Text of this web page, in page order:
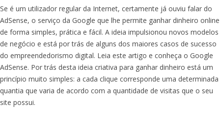
Se é um utilizador regular da Internet, certamente já ouviu falar do
AdSense, o serviço da Google que lhe permite ganhar dinheiro online
de forma simples, prática e fácil. A ideia impulsionou novos modelos
de negócio e está por trás de alguns dos maiores casos de sucesso
do empreendedorismo digital. Leia este artigo e conheça o Google
AdSense. Por trás desta ideia criativa para ganhar dinheiro está um
princípio muito simples: a cada clique corresponde uma determinada
quantia que varia de acordo com a quantidade de visitas que o seu
site possui.